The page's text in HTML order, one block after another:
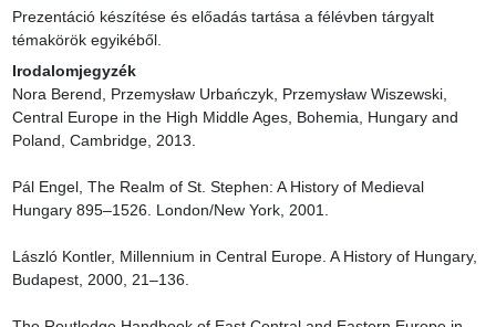
Prezentáció készítése és előadás tartása a félévben tárgyalt
témakörök egyikéből.
Irodalomjegyzék
Nora Berend, Przemysław Urbańczyk, Przemysław Wiszewski,
Central Europe in the High Middle Ages, Bohemia, Hungary and
Poland, Cambridge, 2013.
Pál Engel, The Realm of St. Stephen: A History of Medieval
Hungary 895–1526. London/New York, 2001.
László Kontler, Millennium in Central Europe. A History of Hungary,
Budapest, 2000, 21–136.